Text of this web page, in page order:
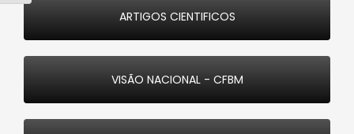
ARTIGOS CIENTIFICOS
VISÃO NACIONAL - CFBM